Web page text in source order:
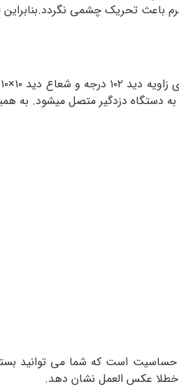
به دستگاه دزدگیر متصل میشود. به
دارای 5 سطح حساسیت است که شما
عکس العمل نشان دهد.